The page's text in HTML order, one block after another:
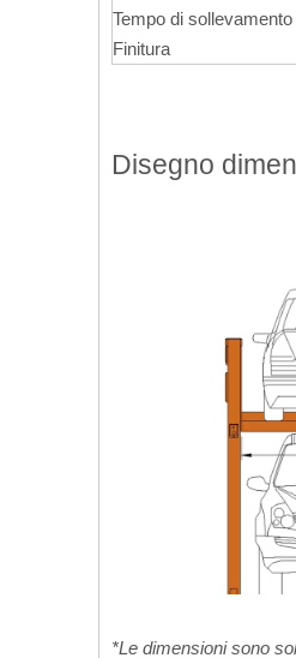
Tempo di sollevamento
Finitura
Disegno
*Le dimensioni sono